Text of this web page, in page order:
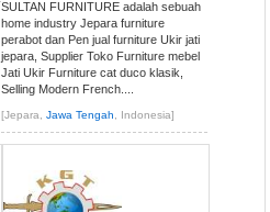
SULTAN FURNITURE adalah sebuah
home industry Jepara furniture
perabot dan Pen jual furniture Ukir jati
jepara, Supplier Toko Furniture mebel
Jati Ukir Furniture cat duco klasik,
Selling Modern French....
[Jepara,Jawa Tengah , Indonesia]